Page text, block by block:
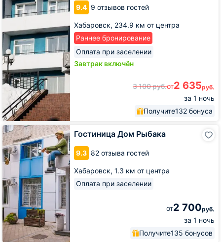
9.4 9 отзывов гостей
Хабаровск, 234.9 км от центра
Раннее бронирование
Оплата при заселении
Завтрак включён
3 100руб.от2 635руб.
за 1 ночь
Получите132 бонуса
Гостиница Дом Рыбака
9.3 82 отзыва гостей
Хабаровск, 1.3 км от центра
Оплата при заселении
от2 700руб.
за 1 ночь
Получите135 бонусов
Гостиница
Дом
Рыбака